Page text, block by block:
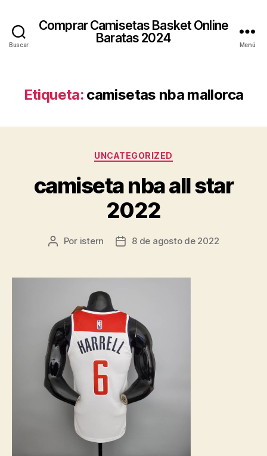
Buscar
Comprar Camisetas Basket Online
Baratas 2024
Menú
Etiqueta: camisetas nba mallorca
Categorías
UNCATEGORIZED
camiseta nba all star
2022
Autor
entrada
Por istern
Fecha
entrada
8 de agosto de 2022